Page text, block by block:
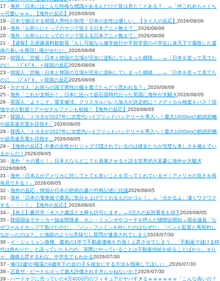
17 - 海外「日本にはこんな特殊な標識があるんだけど皆は見たことある？」→「何これめちゃくち
ゃ可愛いｗｗ」【海外の反応】 2026/08/06
18 - 日本で婚活する韓国人男性が急増「日本の女性は優しい」【タイ人の反応】 2026/08/06
19 - 海外「お前らにとってのマジで笑える日本アニメ教えて」 2026/08/06
20 - 海外「お前らにとってのマジで笑える日本アニメ教えて」 2026/08/06
21 -
【速報】元原爆資料館館長「もし可能なら修学旅行や平和学習の小学生に炎天下で腐敗した遺
体の臭いを再現し嗅がせたい」 2026/08/06
22 - 韓国人「悲報：日本と韓国の立場が完全に逆転してしまった模様…」→「日本を笑って見てた
のに…（ﾌﾞﾙﾌﾞﾙ」＝韓国の反応2026/08/06
23 - 韓国人「悲報：日本と韓国の立場が完全に逆転してしまった模様…」→「日本を笑って見てた
のに…（ﾌﾞﾙﾌﾞﾙ」＝韓国の反応2026/08/06
24 - カナダ人「お前らの国で異性の服を着てたらどう思われる？」 2026/08/06
25 - 海外「これが文明か！」日本に比べて超石器時代だった英国に海外が大騒ぎ2026/08/05
26 - 英国人「ようこそ」冨安健洋、クリスタルパレス加入が決定的に！メディカル検査をパス！現
地サポが歓迎！アーセナルファンも祝福！【海外の反応】 2026/08/05
27 - 韓国人「トヨタが2027年に次世代ハイブリッドバッテリーを導入へ！最大1000kmの航続距離
や超高速充電を目指す」 2026/08/05
28 - 韓国人「トヨタが2027年に次世代ハイブリッドバッテリーを導入へ！最大1000kmの航続距離
や超高速充電を目指す」 2026/08/05
29 -
【海外の反応】中東の女性がヒジャブで隠されているのは彼女たちが完璧な美しさを備えてい
るからだ！ 2026/08/05
30 - 海外「その通り！」日本人ならどこでも発展させると語る世界的大富豪に海外が大騒ぎ
2026/08/05
31 - 海外「日本人がアメリカに対してとても良いことを言ってくれているぞ！アメリカの良さを再
発見できる！」 2026/08/05
32 - 海外の反応：韓国が日本の防衛白書の竹島記述に抗議2026/08/05
33 - 海外「日本の電車旅で最高に気分を上げてくれるものがコレ！」→「分かるよ、凄くワクワク
する・・・！」【海外の反応】 2026/08/05
34 -
【炎上】藤沢市「モスク建設と土葬も許可します」→3万人の反対署名も却下2026/08/05
35 - 韓国国会でサッカー協会関係者、ホン・ミョンボやコーチを呼んだ聴聞会開始→国会議員「な
ぜワールドカップで負けたのだ」「ソン・フンミンを外したのはなぜだ」「ベント監督と再契約し
なかったのは？」と地獄のような意味なし質問が連発されてしまう2026/07/30
36 - イ・ジェミョン政権、最初の1年で不動産価格を力強く上昇させてしまう…「不動産で儲ける時
代は終わりだ」と語っていたものの、実際にやっていることは不動産供給を絞ることばかり。そり
ゃ、価格上昇するわな。中学生でもわかる2026/07/30
37 - 俺(32歳)が職場の9歳年下の女の子を彼女にする方法を指南してほしい…2026/07/30
38 - 正直ザ・ビートルズって過大評価されすぎじゃねないか？2026/07/30
39 - ハードオフに売っていた4万4000円のフィギュアがヤバすぎるｗｗｗｗｗｗ「こんな高いの？